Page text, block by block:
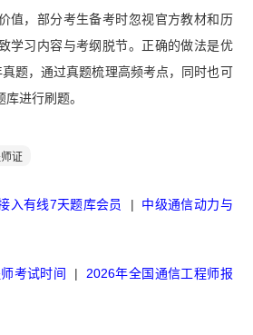
值，部分考生备考时忽视官方教材和历
学习内容与考纲脱节。正确的做法是优
题，通过真题梳理高频考点，同时也可
进行刷题。
证
入有线7天题库会员 | 中级通信动力与
考试时间 | 2026年全国通信工程师报